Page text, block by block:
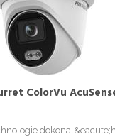
ColorVu